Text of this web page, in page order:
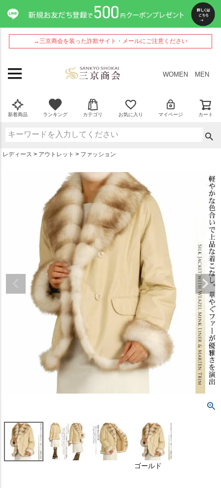
→三京商会を装った詐欺サイト・メールにご注意ください
WOMEN MEN
新着商品 ランキング カテゴリ お気に入り マイページ カート
レディース アウトレット ファッション
ゴールド
ペー
ジト
ップ
へ